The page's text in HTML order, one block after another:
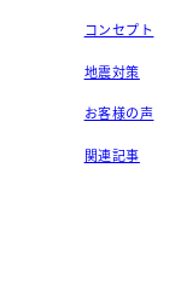
コンセプト
地震対策
お客様の声
関連記事